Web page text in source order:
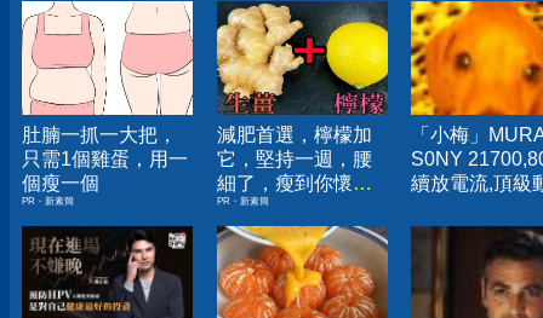
肚腩一抓一大把，
只需1個雞蛋，用一
個瘦一個
PR・新素簡
減肥首選，檸檬加
它，堅持一週，腰
細了，瘦到你懷疑
人生
PR・新素簡
「小梅」
S0NY
續放電流,頂級
US21700VX40